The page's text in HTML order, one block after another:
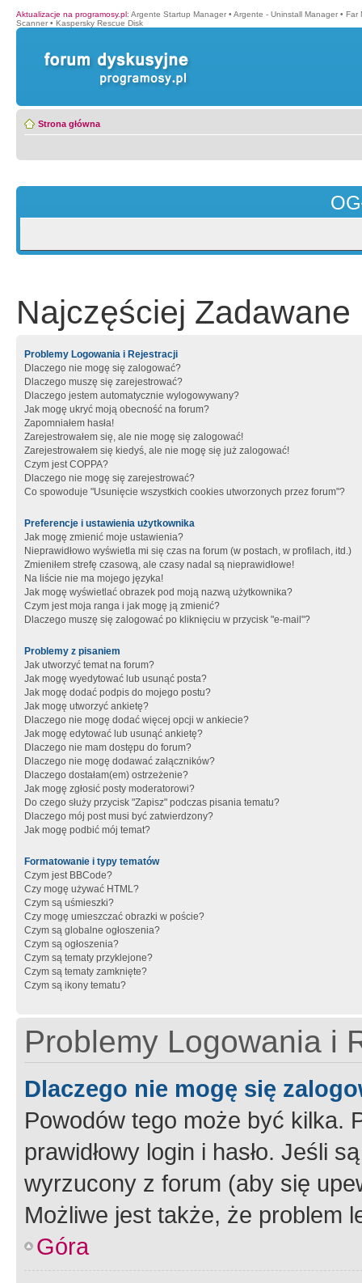
Aktualizacje na programosy.pl: Argente Startup Manager • Argente - Uninstall Manager • Far
Scanner • Kaspersky Rescue Disk
Strona główna
Najczęściej Zadawane
Problemy Logowania i Rejestracji
Dlaczego nie mogę się zalogować?
Dlaczego muszę się zarejestrować?
Dlaczego jestem automatycznie wylogowywany?
Jak mogę ukryć moją obecność na forum?
Zapomniałem hasła!
Zarejestrowałem się, ale nie mogę się zalogować!
Zarejestrowałem się kiedyś, ale nie mogę się już zalogować!
Czym jest COPPA?
Dlaczego nie mogę się zarejestrować?
Co spowoduje "Usunięcie wszystkich cookies utworzonych przez forum"?
Preferencje i ustawienia użytkownika
Jak mogę zmienić moje ustawienia?
Nieprawidłowo wyświetla mi się czas na forum (w postach, w profilach, itd.)
Zmieniłem strefę czasową, ale czasy nadal są nieprawidłowe!
Na liście nie ma mojego języka!
Jak mogę wyświetlać obrazek pod moją nazwą użytkownika?
Czym jest moja ranga i jak mogę ją zmienić?
Dlaczego muszę się zalogować po kliknięciu w przycisk "e-mail"?
Problemy z pisaniem
Jak utworzyć temat na forum?
Jak mogę wyedytować lub usunąć posta?
Jak mogę dodać podpis do mojego postu?
Jak mogę utworzyć ankietę?
Dlaczego nie mogę dodać więcej opcji w ankiecie?
Jak mogę edytować lub usunąć ankietę?
Dlaczego nie mam dostępu do forum?
Dlaczego nie mogę dodawać załączników?
Dlaczego dostałam(em) ostrzeżenie?
Jak mogę zgłosić posty moderatorowi?
Do czego służy przycisk "Zapisz" podczas pisania tematu?
Dlaczego mój post musi być zatwierdzony?
Jak mogę podbić mój temat?
Formatowanie i typy tematów
Czym jest BBCode?
Czy mogę używać HTML?
Czym są uśmieszki?
Czy mogę umieszczać obrazki w poście?
Czym są globalne ogłoszenia?
Czym są ogłoszenia?
Czym są tematy przyklejone?
Czym są tematy zamknięte?
Czym są ikony tematu?
Problemy Logowania i
Dlaczego nie mogę się
Powodów tego może być kilka.
prawidłowy login i hasło. Jeśli
wyrzucony z forum (aby się
Możliwe jest także, że problem
Góra